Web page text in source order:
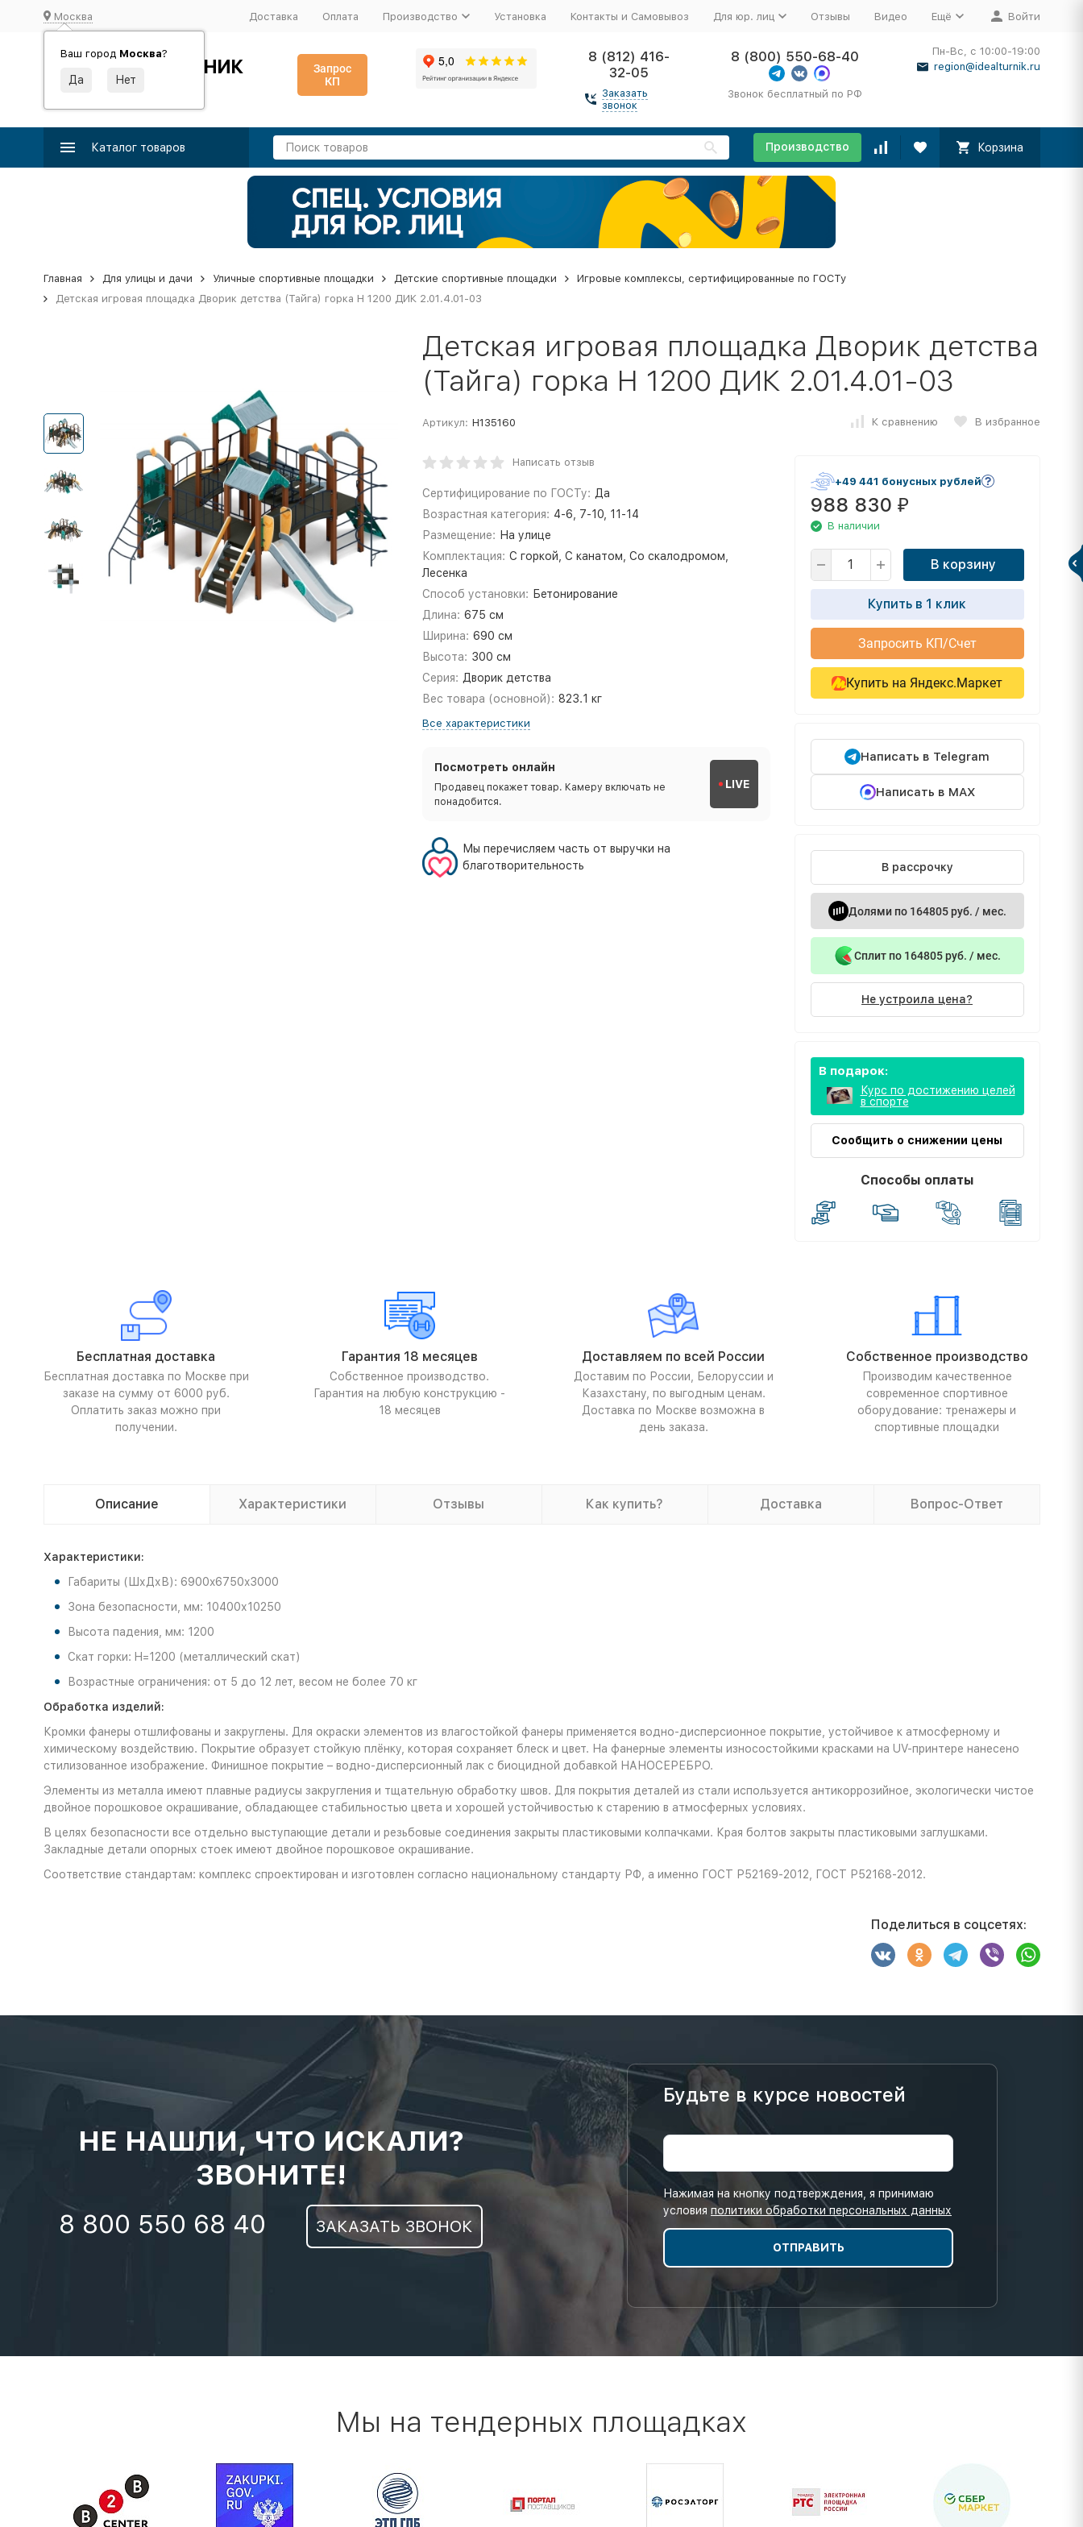
Москва
Ваш город Москва?
Доставка Оплата Производство Установка Контакты и Самовывоз Для юр. лиц Отзывы Видео Ещё Войти
ИДЕАЛЬНЫЙ ТУРНИК
Производство и поставка спортивного оборудования
Запрос
КП
8 (812) 416-
32-05
Заказать
звонок
8 (800) 550-68-40
Звонок бесплатный по РФ
Пн-Вс, с 10:00-19:00
region@idealturnik.ru
Каталог товаров Производство Корзина
Главная Для улицы и дачи Уличные спортивные площадки Детские спортивные площадки
Игровые комплексы, сертифицированные по ГОСТу
Детская игровая площадка Дворик детства (Тайга) горка Н 1200 ДИК 2.01.4.01-03
Детская игровая площадка Дворик детства
(Тайга) горка Н 1200 ДИК 2.01.4.01-03
Артикул: Н135160 К сравнению В избранное
Написать отзыв
Сертифицирование по ГОСТу: Да
Возрастная категория: 4-6, 7-10, 11-14
Размещение: На улице
Комплектация: С горкой, С канатом, Со скалодромом,
Лесенка
Способ установки: Бетонирование
Длина: 675 см
Ширина: 690 см
Высота: 300 см
Серия: Дворик детства
Вес товара (основной): 823.1 кг
Все характеристики
Посмотреть онлайн
Продавец покажет товар. Камеру включать не
понадобится.
LIVE
Мы перечисляем часть от выручки на
благотворительность
+49 441 бонусных рублей
988 830 ₽
В наличии
В корзину
Купить в 1 клик
Запросить КП/Счет
Купить на Яндекс.Маркет
Написать в Telegram
Написать в MAX
В рассрочку
Долями по 164805 руб. / мес.
Сплит по 164805 руб. / мес.
Не устроила цена?
В подарок:
Курс по достижению целей
в спорте
Сообщить о снижении цены
Способы оплаты
Бесплатная доставка
Бесплатная доставка по Москве при
заказе на сумму от 6000 руб.
Оплатить заказ можно при
получении.
Гарантия 18 месяцев
Собственное производство.
Гарантия на любую конструкцию -
18 месяцев
Доставляем по всей России
Доставим по России, Белоруссии и
Казахстану, по выгодным ценам.
Доставка по Москве возможна в
день заказа.
Собственное производство
Производим качественное
современное спортивное
оборудование: тренажеры и
спортивные площадки
Описание Характеристики Отзывы Как купить? Доставка Вопрос-Ответ
Характеристики:
Габариты (ШхДхВ): 6900x6750x3000
Зона безопасности, мм: 10400х10250
Высота падения, мм: 1200
Скат горки: H=1200 (металлический скат)
Возрастные ограничения: от 5 до 12 лет, весом не более 70 кг
Обработка изделий:
Кромки фанеры отшлифованы и закруглены. Для окраски элементов из влагостойкой фанеры применяется водно-дисперсионное покрытие, устойчивое к атмосферному и
химическому воздействию. Покрытие образует стойкую плёнку, которая сохраняет блеск и цвет. На фанерные элементы износостойкими красками на UV-принтере нанесено
стилизованное изображение. Финишное покрытие – водно-дисперсионный лак с биоцидной добавкой НАНОСЕРЕБРО.
Элементы из металла имеют плавные радиусы закругления и тщательную обработку швов. Для покрытия деталей из стали используется антикоррозийное, экологически чистое
двойное порошковое окрашивание, обладающее стабильностью цвета и хорошей устойчивостью к старению в атмосферных условиях.
В целях безопасности все отдельно выступающие детали и резьбовые соединения закрыты пластиковыми колпачками. Края болтов закрыты пластиковыми заглушками.
Закладные детали опорных стоек имеют двойное порошковое окрашивание.
Соответствие стандартам: комплекс спроектирован и изготовлен согласно национальному стандарту РФ, а именно ГОСТ Р52169-2012, ГОСТ Р52168-2012.
Поделиться в соцсетях:
НЕ НАШЛИ, ЧТО ИСКАЛИ?
ЗВОНИТЕ!
8 800 550 68 40 ЗАКАЗАТЬ ЗВОНОК
Будьте в курсе новостей
Нажимая на кнопку подтверждения, я принимаю
условия политики обработки персональных данных
Мы на тендерных площадках